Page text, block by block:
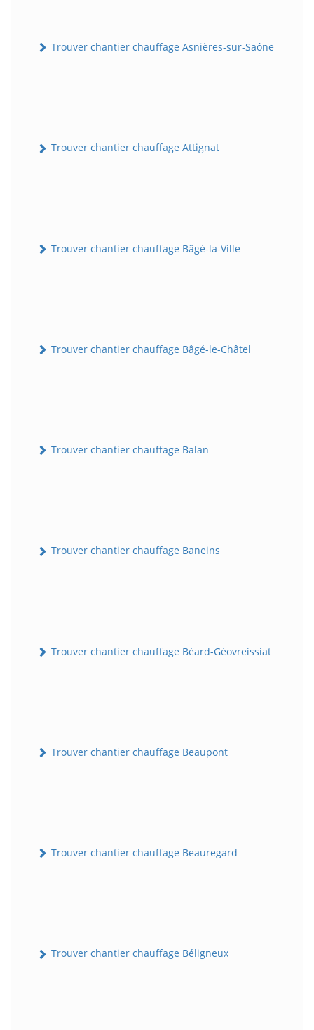
Trouver chantier chauffage Asnières-sur-Saône
Trouver chantier chauffage Attignat
Trouver chantier chauffage Bâgé-la-Ville
Trouver chantier chauffage Bâgé-le-Châtel
Trouver chantier chauffage Balan
Trouver chantier chauffage Baneins
Trouver chantier chauffage Béard-Géovreissiat
Trouver chantier chauffage Beaupont
Trouver chantier chauffage Beauregard
Trouver chantier chauffage Béligneux